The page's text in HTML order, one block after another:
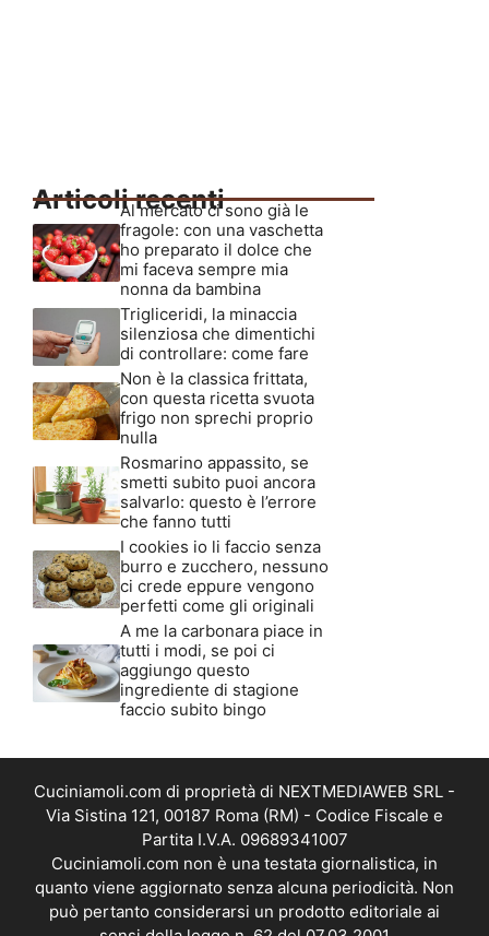
Articoli recenti
Al mercato ci sono già le
fragole: con una vaschetta
ho preparato il dolce che
mi faceva sempre mia
nonna da bambina
Trigliceridi, la minaccia
silenziosa che dimentichi
di controllare: come fare
Non è la classica frittata,
con questa ricetta svuota
frigo non sprechi proprio
nulla
Rosmarino appassito, se
smetti subito puoi ancora
salvarlo: questo è l’errore
che fanno tutti
I cookies io li faccio senza
burro e zucchero, nessuno
ci crede eppure vengono
perfetti come gli originali
A me la carbonara piace in
tutti i modi, se poi ci
aggiungo questo
ingrediente di stagione
faccio subito bingo
Cuciniamoli.com di proprietà di NEXTMEDIAWEB SRL -
Via Sistina 121, 00187 Roma (RM) - Codice Fiscale e
Partita I.V.A. 09689341007
Cuciniamoli.com non è una testata giornalistica, in
quanto viene aggiornato senza alcuna periodicità. Non
può pertanto considerarsi un prodotto editoriale ai